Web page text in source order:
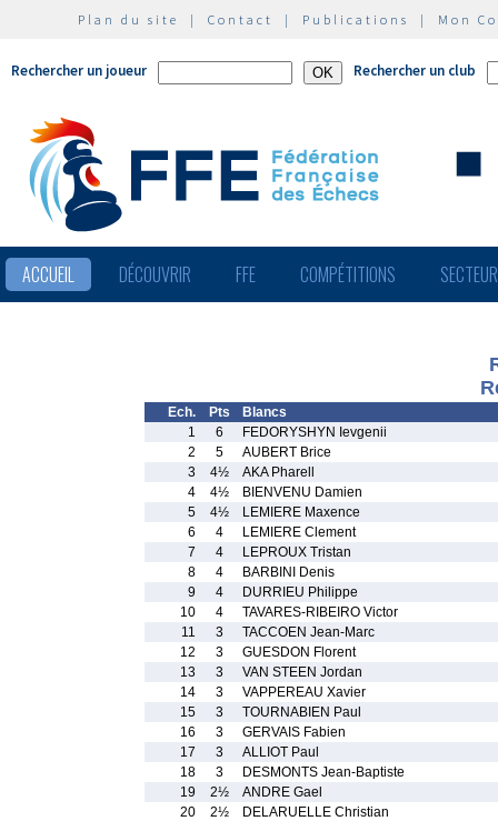
Plan du site | Contact | Publications | Mon
Rechercher un joueur Rechercher un club
ACCUEIL DÉCOUVRIR FFE COMPÉTITIONS
Ech. Pts
Blancs
1
6
FEDORYSHYN Ievgenii
2
5
AUBERT Brice
3
4½
AKA Pharell
4
4½
BIENVENU Damien
5
4½
LEMIERE Maxence
6
4
LEMIERE Clement
7
4
LEPROUX Tristan
8
4
BARBINI Denis
9
4
DURRIEU Philippe
10
4
TAVARES-RIBEIRO Victor
11
3
TACCOEN Jean-Marc
12
3
GUESDON Florent
13
3
VAN STEEN Jordan
14
3
VAPPEREAU Xavier
15
3
TOURNABIEN Paul
16
3
GERVAIS Fabien
17
3
ALLIOT Paul
18
3
DESMONTS Jean-Baptiste
19
2½
ANDRE Gael
20
2½
DELARUELLE Christian